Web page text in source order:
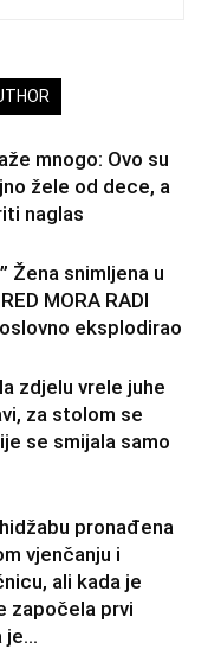
mnogo: Ovo su
žele od dece, a
naglas
Žena snimljena u
MORA RADI
eksplodirao
zdjelu vrele juhe
za stolom se
se smijala samo
pronađena
vjenčanju i
ali kada je
započela prvi